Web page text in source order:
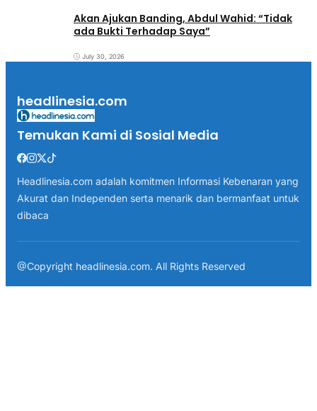
Akan Ajukan Banding, Abdul Wahid: “Tidak
ada Bukti Terhadap Saya”
July 30, 2026
headlinesia.com
Temukan Kami di Sosial Media
Headlinesia.com adalah komitmen Informasi Kebenaran yang
Akurat dan Independen serta menarik dan bermanfaat untuk
dibaca
@Copyright headlinesia.com. All Rights Reserved